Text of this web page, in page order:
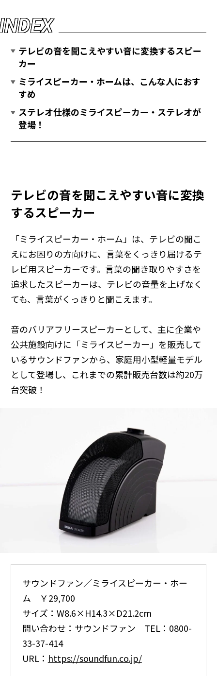
NDEX
テレビの音を聞こえやすい音に変換するスピー
カー
ミライスピーカー・ホームは、こんな人におす
すめ
ステレオ仕様のミライスピーカー・ステレオが
登場！
テレビの音を聞こえやすい音に変換
するスピーカー
「ミライスピーカー・ホーム」は、テレビの聞こ
えにお困りの方向けに、言葉をくっきり届けるテ
レビ用スピーカーです。言葉の聞き取りやすさを
追求したスピーカーは、テレビの音量を上げなく
ても、言葉がくっきりと聞こえます。
音のバリアフリースピーカーとして、主に企業や
公共施設向けに「ミライスピーカー」を販売して
いるサウンドファンから、家庭用小型軽量モデル
として登場し、これまでの累計販売台数は約20万
台突破！
サウンドファン／ミライスピーカー・ホー
ム ￥29,700
サイズ：W8.6×H14.3×D21.2cm
問い合わせ：サウンドファン TEL：0800-
33-37-414
URL： https://soundfun.co.jp/